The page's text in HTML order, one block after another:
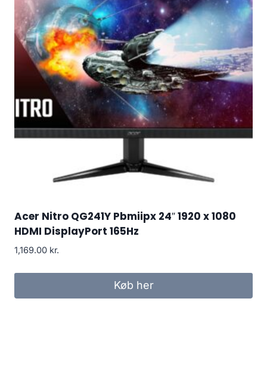
Acer Nitro QG241Y Pbmiipx 24″ 1920 x 1080
HDMI DisplayPort 165Hz
1,169.00 kr.
Køb her